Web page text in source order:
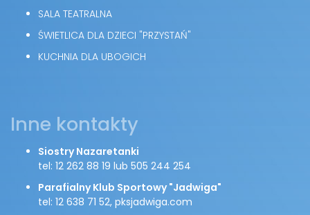
SALA TEATRALNA
ŚWIETLICA DLA DZIECI "PRZYSTAŃ"
KUCHNIA DLA UBOGICH
Inne kontakty
Siostry Nazaretanki
tel: 12 262 88 19 lub 505 244 254
Parafialny Klub Sportowy "Jadwiga"
tel: 12 638 71 52, pksjadwiga.com